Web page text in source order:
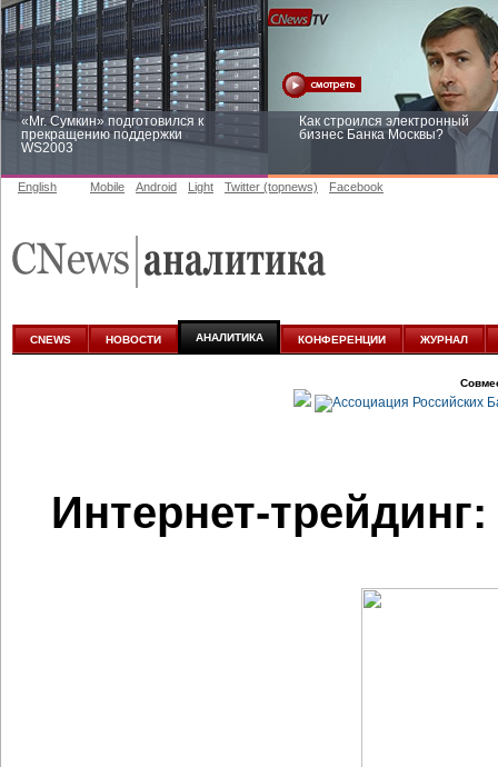
«Mr. Сумкин» подготовился к
прекращению поддержки
WS2003
Как строился электронный
бизнес Банка Москвы?
аналитике
English Mobile Android Light Twitter (topnews) Facebook
CNEWS НОВОСТИ АНАЛИТИКА КОНФЕРЕНЦИИ ЖУРНАЛ
Интернет-